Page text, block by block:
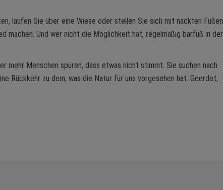
laufen Sie über eine Wiese oder stellen Sie sich mit nackten Füßen
machen. Und wer nicht die Möglichkeit hat, regelmäßig barfuß in der
mehr Menschen spüren, dass etwas nicht stimmt. Sie suchen nach
Rückkehr zu dem, was die Natur für uns vorgesehen hat. Geerdet,